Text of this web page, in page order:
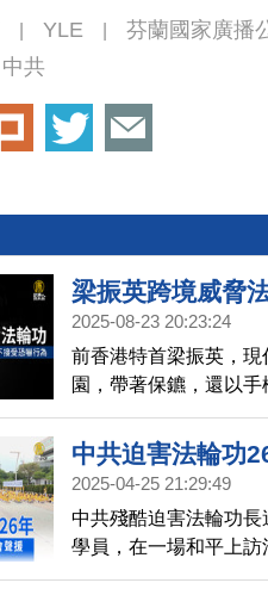
YLE 芬蘭國家廣播
中共
梁振英跨境威脅
2025-08-23 20:23:24
前香港特首梁振英，
園，帶著保鑣，還以
法輪功學員，除了本
也公開回應表示，不
中共迫害法輪功
2025-04-25 21:29:49
中共殘酷迫害法輪功
學員，在一場和平上訪
然而，這場迫害，卻